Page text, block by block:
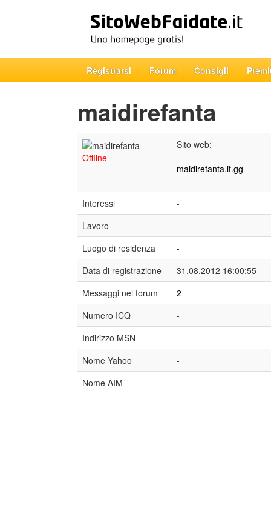
Registrarsi Forum Consigli
maidirefanta
Offline
Sito web:
maidirefanta.it.gg
Interessi
-
Lavoro
-
Luogo di residenza
-
Data di registrazione
31.08.2012 16:00:55
Messaggi nel forum
2
Numero ICQ
-
Indirizzo MSN
-
Nome Yahoo
-
Nome AIM
-